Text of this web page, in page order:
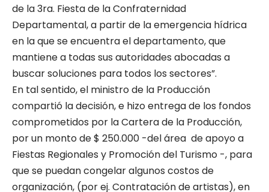
de la 3ra. Fiesta de la Confraternidad
Departamental, a partir de la emergencia hídrica
en la que se encuentra el departamento, que
mantiene a todas sus autoridades abocadas a
buscar soluciones para todos los sectores”.
En tal sentido, el ministro de la Producción
compartió la decisión, e hizo entrega de los fondos
comprometidos por la Cartera de la Producción,
por un monto de $ 250.000 -del área de apoyo a
Fiestas Regionales y Promoción del Turismo -, para
que se puedan congelar algunos costos de
organización, (por ej. Contratación de artistas), en